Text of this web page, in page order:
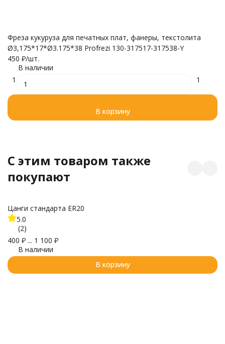
Фреза кукуруза для печатных плат, фанеры, текстолита
Ø3,175*17*Ø3.175*38 Profrezi 130-317517-317538-Y
450 ₽/шт.
В наличии
1
1
В корзину
C этим товаром также
покупают
Цанги стандарта ER20
5.0
(2)
400 ₽ ... 1 100 ₽
В наличии
В корзину